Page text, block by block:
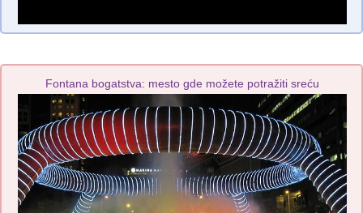
Fontana bogatstva: mesto gde možete potražiti sreću